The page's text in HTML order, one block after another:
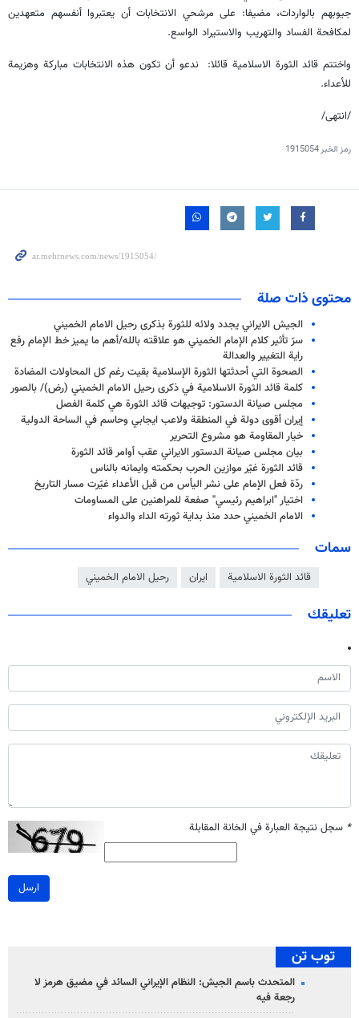
جيوبهم بالواردات، مضيفا: على مرشحي الانتخابات أن يعتبروا أنفسهم متعهدين
لمكافحة الفساد والتهريب والاستيراد الواسع.
واختتم قائد الثورة الاسلامية قائلا: ندعو أن تكون هذه الانتخابات مباركة وهزيمة
للأعداء.
/انتهى/
رمز الخبر1915054
محتوى ذات صلة
الجيش الايراني يجدد ولائه للثورة بذكرى رحيل الامام الخميني
سرّ تأثير كلام الإمام الخميني هو علاقته بالله/أهم ما يميز خط الإمام رفع
راية التغيير والعدالة
الصحوة التي أحدثتها الثورة الإسلامية بقيت رغم كل المحاولات المضادة
كلمة قائد الثورة الاسلامية في ذكرى رحيل الامام الخميني (رض)/ بالصور
مجلس صيانة الدستور: توجيهات قائد الثورة هي كلمة الفصل
إيران أقوى دولة في المنطقة ولاعب ايجابي وحاسم في الساحة الدولية
خيار المقاومة هو مشروع التحرير
بیان مجلس صيانة الدستور الايراني عقب أوامر قائد الثورة
قائد الثورة غيّر موازين الحرب بحكمته وايمانه بالناس
ردّة فعل الإمام على نشر اليأس من قبل الأعداء غيّرت مسار التاريخ
اختيار "ابراهيم رئيسي" صفعة للمراهنين على المساومات
الامام الخميني حدد منذ بداية ثورته الداء والدواء
سمات
قائد الثورة الاسلامية ايران رحيل الامام الخميني
تعليقك
* سجل نتيجة العبارة في الخانة المقابلة
ارسل
توب تن
المتحدث باسم الجيش: النظام الإيراني السائد في مضيق هرمز لا
رجعة فيه